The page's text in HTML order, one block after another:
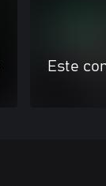
Este